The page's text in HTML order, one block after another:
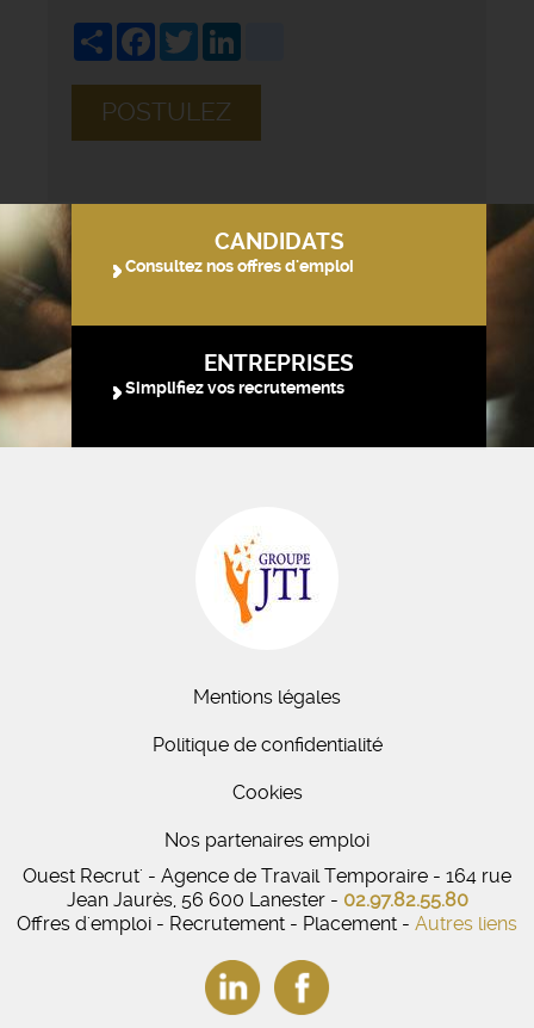
ShareFacebook
Twitter
POSTULEZ
CANDIDATS
Consultez nos offres d'emploi
ENTREPRISES
Simplifiez vos recrutements
Mentions légales
Politique de confidentialité
Cookies
Nos partenaires emploi
Ouest Recrut' - Agence de Travail Temporaire - 164 rue
Jean Jaurès, 56 600 Lanester - 02.97.82.55.80
Offres d'emploi - Recrutement - Placement - Autres liens